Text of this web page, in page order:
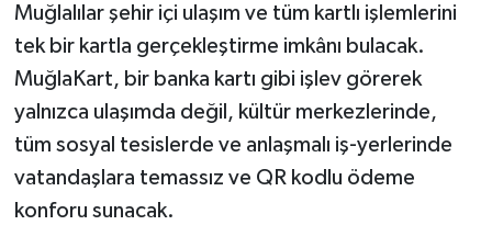
Muğlalılar şehir içi ulaşım ve tüm kartlı işlemlerini
tek bir kartla gerçekleştirme imkânı bulacak.
MuğlaKart, bir banka kartı gibi işlev görerek
yalnızca ulaşımda değil, kültür merkezlerinde,
tüm sosyal tesislerde ve anlaşmalı iş-yerlerinde
vatandaşlara temassız ve QR kodlu ödeme
konforu sunacak.